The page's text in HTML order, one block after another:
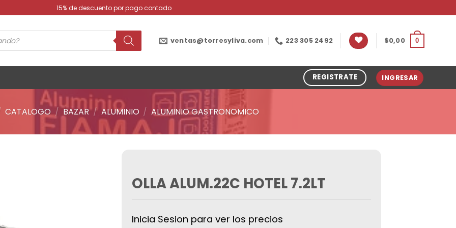
15% de descuento por pago contado
ventas@torresyliva.com 223 305 2492 $0,00 0
REGISTRATE INGRESAR
CATALOGO / BAZAR / ALUMINIO / ALUMINIO GASTRONOMICO
OLLA ALUM.22C HOTEL 7.2LT
Inicia Sesion para ver los precios